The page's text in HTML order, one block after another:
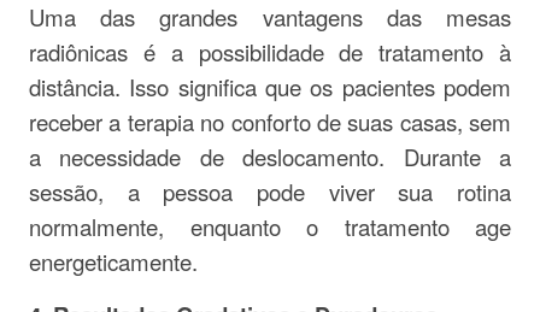
Uma das grandes vantagens das mesas
radiônicas é a possibilidade de tratamento à
distância. Isso significa que os pacientes podem
receber a terapia no conforto de suas casas, sem
a necessidade de deslocamento. Durante a
sessão, a pessoa pode viver sua rotina
normalmente, enquanto o tratamento age
energeticamente.